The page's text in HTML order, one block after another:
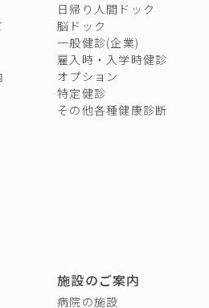
日帰り人間ドック
脳ドック
一般健診(企業)
雇入時・入学時健診
オプション
特定健診
その他各種健康診断
施設のご案内
病院の施設